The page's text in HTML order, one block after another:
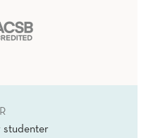
studenter